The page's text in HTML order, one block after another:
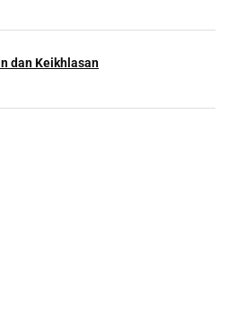
dan Keikhlasan